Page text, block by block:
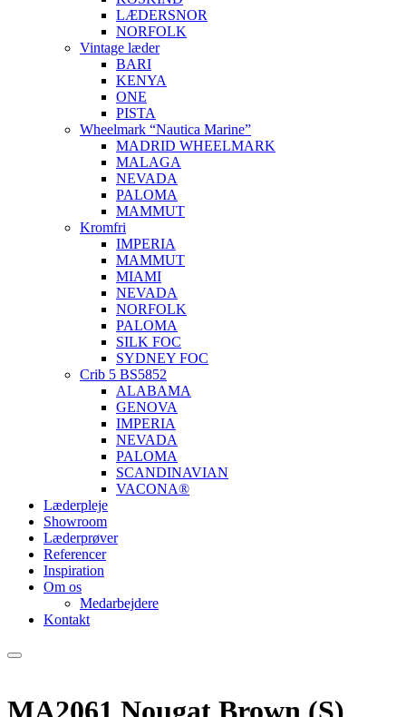
LÆDERSNOR
NORFOLK
Vintage læder
BARI
KENYA
ONE
PISTA
Wheelmark “Nautica Marine”
MADRID WHEELMARK
MALAGA
NEVADA
PALOMA
MAMMUT
Kromfri
IMPERIA
MAMMUT
MIAMI
NEVADA
NORFOLK
PALOMA
SILK FOC
SYDNEY FOC
Crib 5 BS5852
ALABAMA
GENOVA
IMPERIA
NEVADA
PALOMA
SCANDINAVIAN
VACONA®
Læderpleje
Showroom
Læderprøver
Referencer
Inspiration
Om os
Medarbejdere
Kontakt